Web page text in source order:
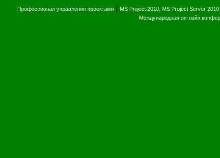
Профессионал управления проектами MS Project 2010, MS Project Server 2010
Международная он-лайн